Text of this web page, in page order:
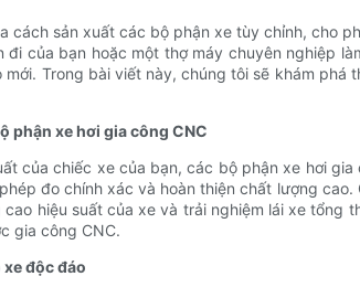
cách sản xuất các bộ phận xe tùy chỉnh, cho
của bạn hoặc một thợ máy chuyên nghiệp
Trong bài viết này, chúng tôi sẽ khám
phận xe hơi gia công CNC
của chiếc xe của bạn, các bộ phận xe hơi
đo chính xác và hoàn thiện chất lượng
hiệu suất của xe và trải nghiệm lái xe
gia công CNC.
độc đáo